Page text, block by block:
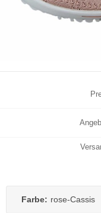
Farbe: rose-Cassis